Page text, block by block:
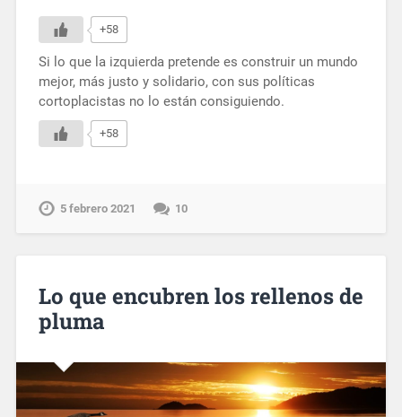
+58
Si lo que la izquierda pretende es construir un mundo
mejor, más justo y solidario, con sus políticas
cortoplacistas no lo están consiguiendo.
+58
5 febrero 2021 10
Lo que encubren los rellenos de
pluma